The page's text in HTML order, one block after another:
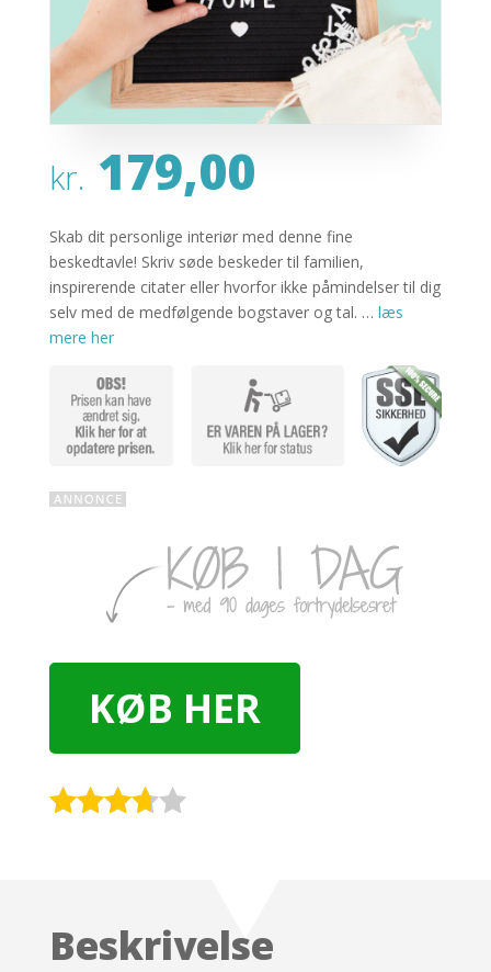
kr. 179,00
Skab dit personlige interiør med denne fine
beskedtavle! Skriv søde beskeder til familien,
inspirerende citater eller hvorfor ikke påmindelser til dig
selv med de medfølgende bogstaver og tal. … læs
mere her
KØB HER
on
Beskrivelse